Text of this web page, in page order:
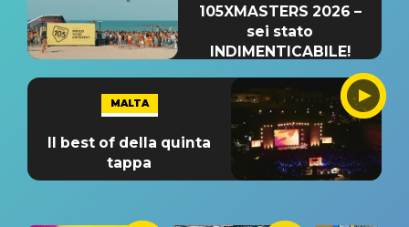
105XMASTERS 2026 –
sei stato
INDIMENTICABILE!
MALTA
Il best of della quinta
tappa